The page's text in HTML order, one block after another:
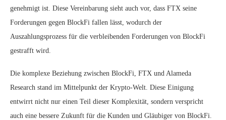
genehmigt ist. Diese Vereinbarung sieht auch vor, dass FTX seine
Forderungen gegen BlockFi fallen lässt, wodurch der
Auszahlungsprozess für die verbleibenden Forderungen von BlockFi
gestrafft wird.
Die komplexe Beziehung zwischen BlockFi, FTX und Alameda
Research stand im Mittelpunkt der Krypto-Welt. Diese Einigung
entwirrt nicht nur einen Teil dieser Komplexität, sondern verspricht
auch eine bessere Zukunft für die Kunden und Gläubiger von BlockFi.